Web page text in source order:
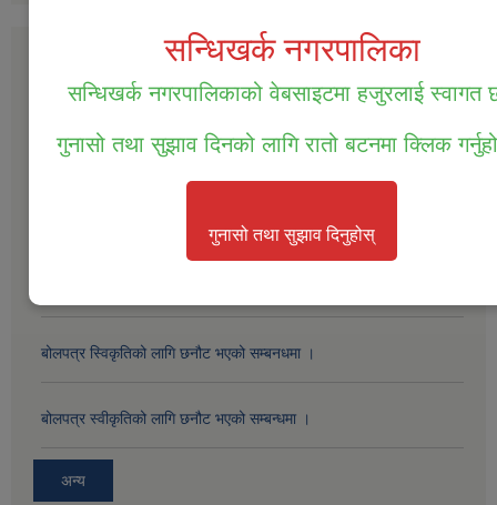
सार्वजनिक खरीद / बोलपत्र सूचना
सम्पत्ति तथा जिन्सी मालसामान लिलाम विक्रिको दोस्रो पटक प्रकाशित सूचना ।
बोलपत्र स्विकृतिको लागि छनौट भएको सम्बनधमा ।
बोलपत्र स्वीकृतिको लागि छनौट भएको सम्बन्धमा ।
अन्य
सन्धिखर्क नगरपालिका
सन्धिखर्क नगरपालिकाको वेबसाइटमा हजुरलाई स्वागत
गुनासो तथा सुझाव दिनको लागि रातो बटनमा क्लिक
गुनासो तथा सुझाव दिनुहोस्